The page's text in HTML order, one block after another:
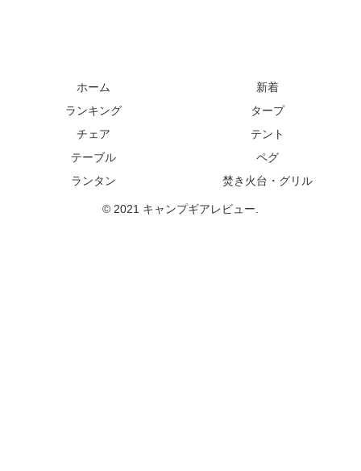
ホーム
新着
ランキング
タープ
チェア
テント
テーブル
ペグ
ランタン
焚き火台・グリル
© 2021 キャンプギアレビュー.